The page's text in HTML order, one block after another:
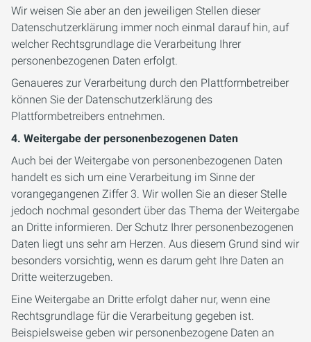
Wir weisen Sie aber an den jeweiligen Stellen dieser
Datenschutzerklärung immer noch einmal darauf hin, auf
welcher Rechtsgrundlage die Verarbeitung Ihrer
personenbezogenen Daten erfolgt.
Genaueres zur Verarbeitung durch den Plattformbetreiber
können Sie der Datenschutzerklärung des
Plattformbetreibers entnehmen.
4. Weitergabe der personenbezogenen Daten
Auch bei der Weitergabe von personenbezogenen Daten
handelt es sich um eine Verarbeitung im Sinne der
vorangegangenen Ziffer 3. Wir wollen Sie an dieser Stelle
jedoch nochmal gesondert über das Thema der Weitergabe
an Dritte informieren. Der Schutz Ihrer personenbezogenen
Daten liegt uns sehr am Herzen. Aus diesem Grund sind wir
besonders vorsichtig, wenn es darum geht Ihre Daten an
Dritte weiterzugeben.
Eine Weitergabe an Dritte erfolgt daher nur, wenn eine
Rechtsgrundlage für die Verarbeitung gegeben ist.
Beispielsweise geben wir personenbezogene Daten an